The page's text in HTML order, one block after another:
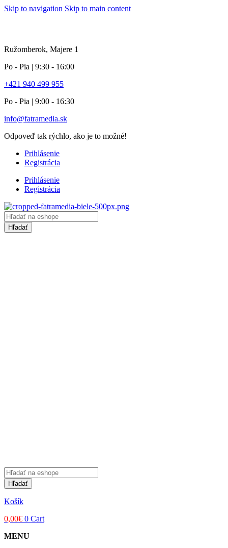
Skip to navigation Skip to main content
Ružomberok, Majere 1
Po - Pia | 9:30 - 16:00
+421 940 499 955
Po - Pia | 9:00 - 16:30
info@fatramedia.sk
Odpoveď tak rýchlo, ako je to možné!
Prihlásenie
Registrácia
Prihlásenie
Registrácia
Products
search
Hľadať
Products
search
Hľadať
Košík
0,00€ 0 Cart
MENU